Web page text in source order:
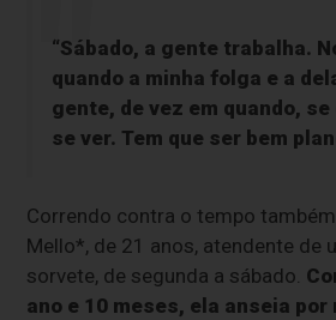
“Sábado, a gente trabalha.
quando a minha folga e a
gente, de vez em quando,
se ver. Tem que ser bem
Correndo contra o tempo
Mello*, de 21 anos, atendente de
sorvete, de segunda a sábado.
ano e 10 meses, ela anseia